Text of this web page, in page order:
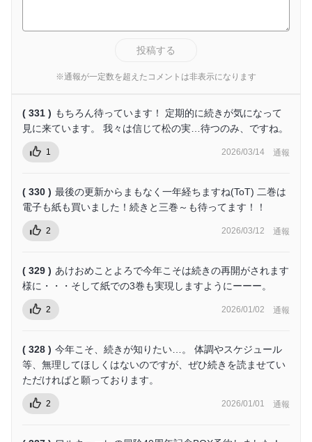
投稿する
※通報が一定数を超えたコメントは非表示になります
( 331 ) もちろん待っています！ 定期的に続きが気になって
見に来ています。 我々は信じて松の実…待つのみ、ですね。
1 2026/03/14 通報
( 330 ) 最後の更新からまもなく一年経ちますね(ToT) 二巻は
電子も紙も買いました！続きと三巻～も待ってます！！
2 2026/03/12 通報
( 329 ) あけおめことよろで今年こそは続きの再開がされます
様に・・・そして紙での3巻も実現しますようにーーー。
2 2026/01/02 通報
( 328 ) 今年こそ、続きが知りたい…。 体調やスケジュール
等、無理してほしくはないのですが、ぜひ続きを読ませてい
ただければと願っております。
2 2026/01/01 通報